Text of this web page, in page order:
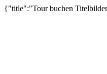
{"title":"Tour buchen